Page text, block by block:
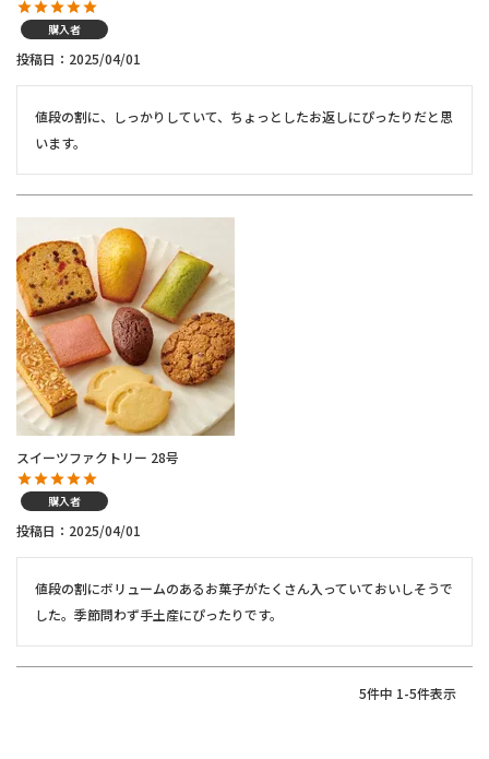
購入者
投稿日 2025/04/01
値段の割に、しっかりしていて、ちょっとしたお返しにぴったりだと思
います。
スイーツファクトリー 28号
購入者
投稿日 2025/04/01
値段の割にボリュームのあるお菓子がたくさん入っていておいしそうで
した。季節問わず手土産にぴったりです。
5件中 1-5件表示